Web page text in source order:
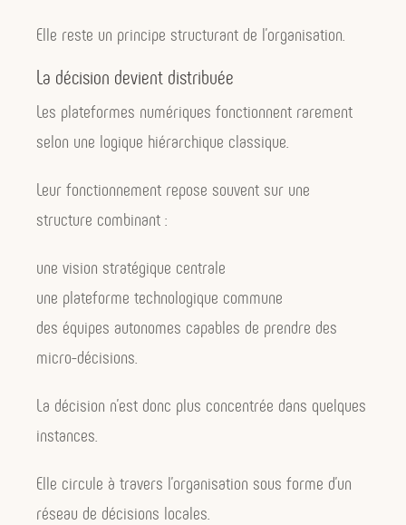
Elle reste un principe structurant de l’organisation.
La décision devient distribuée
Les plateformes numériques fonctionnent rarement
selon une logique hiérarchique classique.
Leur fonctionnement repose souvent sur une
structure combinant :
une vision stratégique centrale
une plateforme technologique commune
des équipes autonomes capables de prendre des
micro-décisions.
La décision n’est donc plus concentrée dans quelques
instances.
Elle circule à travers l’organisation sous forme d’un
réseau de décisions locales.